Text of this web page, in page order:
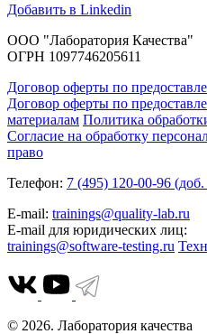
Добавить в Linkedin
ООО "Лаборатория Качества"
ОГРН 1097746205611
Договор оферты по
Договор оферты по
материалам Политика
Согласие на обработку
право
Телефон: 7 (495) 120-00-96
E-mail: trainings@quality-lab.ru
E-mail для юридических лиц:
trainings@software-testing.ru
© 2026. Лаборатория качества